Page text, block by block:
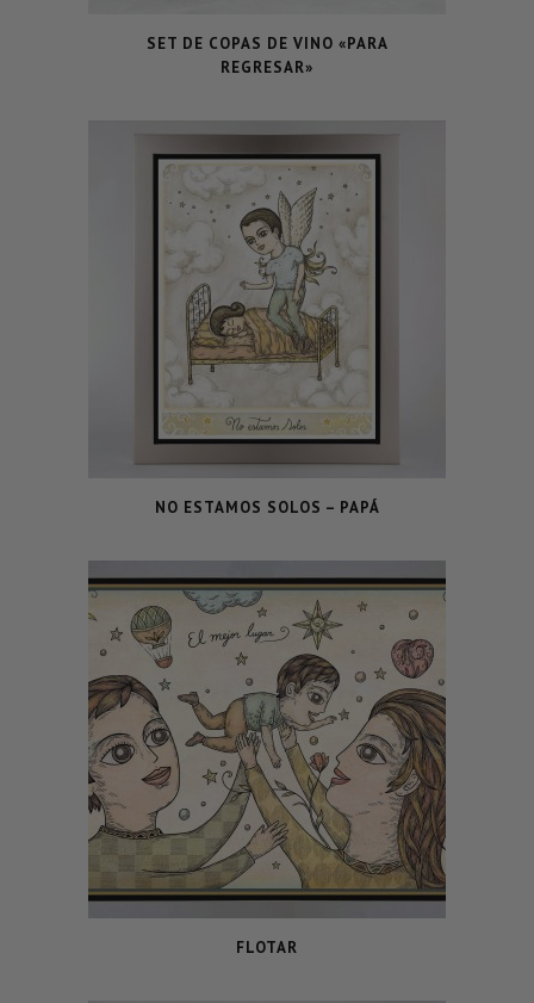
SET DE COPAS DE VINO «PARA
REGRESAR»
NO ESTAMOS SOLOS – PAPÁ
FLOTAR